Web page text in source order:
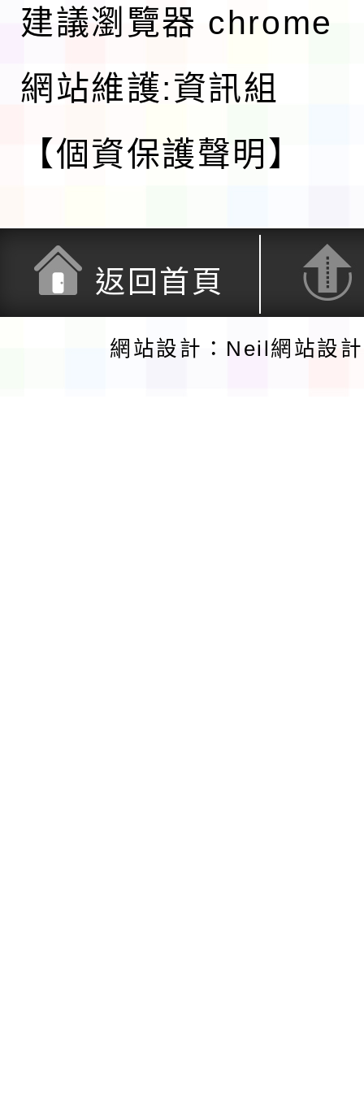
建議瀏覽器 chrome
網站維護:資訊組
【個資保護聲明】
返回首頁
網站設計：Neil網站設